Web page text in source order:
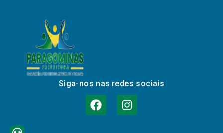
Siga-nos nas redes sociais